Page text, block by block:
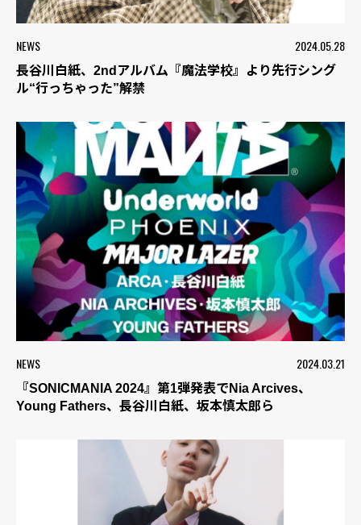
NEWS 2024.05.28
長谷川白紙、2ndアルバム『魔法学校』より先行シング
ル“行っちゃった”解禁
NEWS 2024.03.21
『SONICMANIA 2024』第1弾発表でNia Arcives、
Young Fathers、長谷川白紙、坂本慎太郎ら